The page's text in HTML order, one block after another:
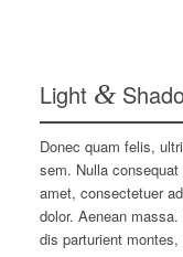
Light &
Donec quam felis,
sem. Nulla
amet, consectetuer
dolor. Aenean
dis parturient